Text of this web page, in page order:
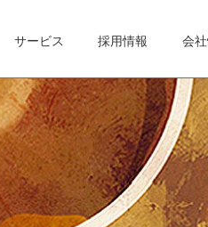
サービス 採用情報 会